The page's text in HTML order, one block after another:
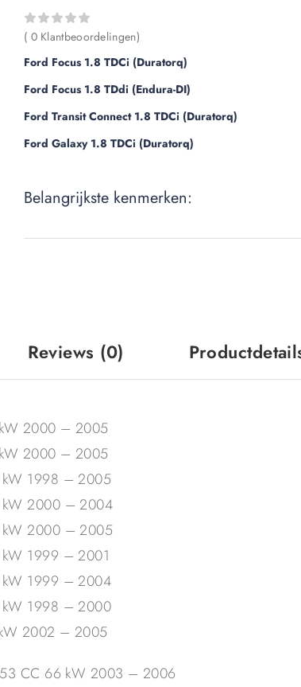
( 0 Klantbeoordelingen)
Ford Focus 1.8 TDCi (Duratorq)
Ford Focus 1.8 TDdi (Endura-DI)
Ford Transit Connect 1.8 TDCi (Duratorq)
Ford Galaxy 1.8 TDCi (Duratorq)
Belangrijkste kenmerken:
Reviews (0)
2000 – 2005
2000 – 2005
kW 1998 – 2005
kW 2000 – 2004
kW 2000 – 2005
kW 1999 – 2001
kW 1999 – 2004
kW 1998 – 2000
2002 – 2005
CC 66 kW 2003 – 2006